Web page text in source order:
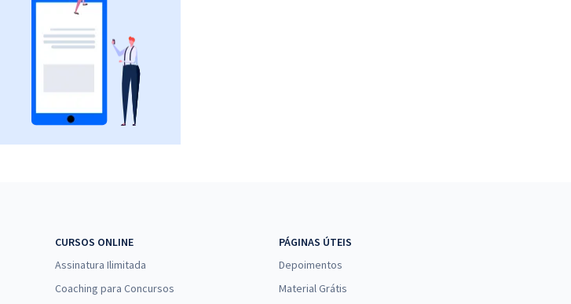
CURSOS ONLINE
Assinatura Ilimitada
Coaching para Concursos
PÁGINAS ÚTEIS
Depoimentos
Material Grátis